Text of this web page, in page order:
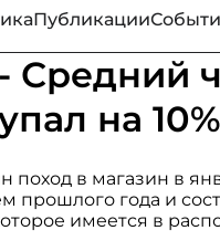
Публикации
Средний
на 10%
в магазин в
прошлого года и
имеется в